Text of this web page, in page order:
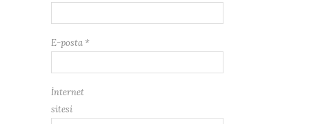
E-posta *
İnternet
sitesi